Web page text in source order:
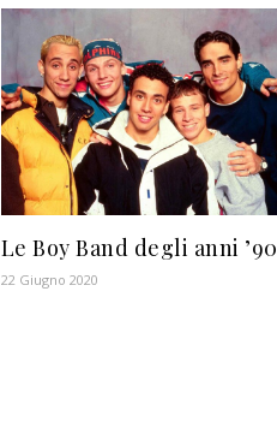
Le Boy Band degli anni ’90
22 Giugno 2020